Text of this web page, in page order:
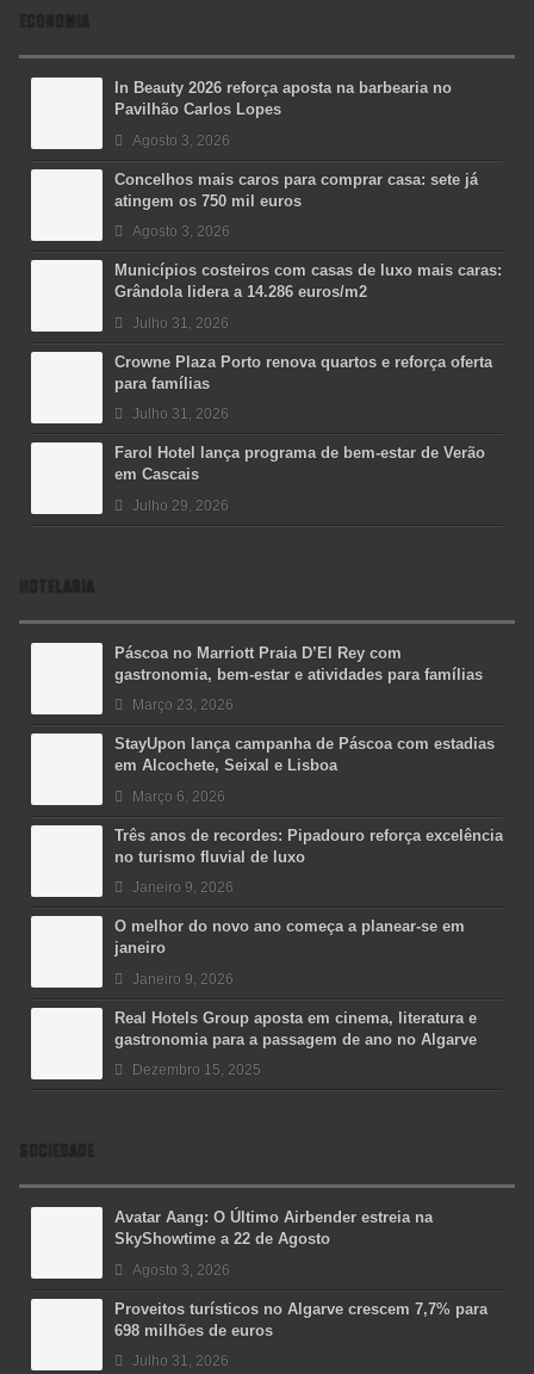
ECONOMIA
In Beauty 2026 reforça aposta na barbearia no
Pavilhão Carlos Lopes
Agosto 3, 2026
Concelhos mais caros para comprar casa: sete já
atingem os 750 mil euros
Agosto 3, 2026
Municípios costeiros com casas de luxo mais caras:
Grândola lidera a 14.286 euros/m2
Julho 31, 2026
Crowne Plaza Porto renova quartos e reforça oferta
para famílias
Julho 31, 2026
Farol Hotel lança programa de bem-estar de Verão
em Cascais
Julho 29, 2026
HOTELARIA
Páscoa no Marriott Praia D’El Rey com
gastronomia, bem-estar e atividades para famílias
Março 23, 2026
StayUpon lança campanha de Páscoa com estadias
em Alcochete, Seixal e Lisboa
Março 6, 2026
Três anos de recordes: Pipadouro reforça excelência
no turismo fluvial de luxo
Janeiro 9, 2026
O melhor do novo ano começa a planear-se em
janeiro
Janeiro 9, 2026
Real Hotels Group aposta em cinema, literatura e
gastronomia para a passagem de ano no Algarve
Dezembro 15, 2025
SOCIEDADE
Avatar Aang: O Último Airbender estreia na
SkyShowtime a 22 de Agosto
Agosto 3, 2026
Proveitos turísticos no Algarve crescem 7,7% para
698 milhões de euros
Julho 31, 2026